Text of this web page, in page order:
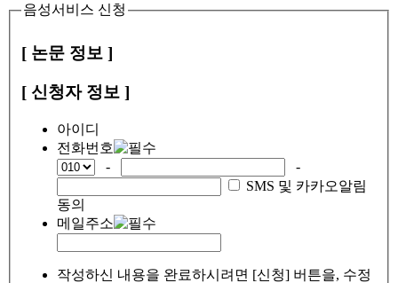
음성서비스 신청
[ 논문 정보 ]
[ 신청자 정보 ]
아이디
전화번호
-
-
SMS 및 카카오알림
동의
메일주소
작성하신 내용을 완료하시려면 [신청] 버튼을, 수정